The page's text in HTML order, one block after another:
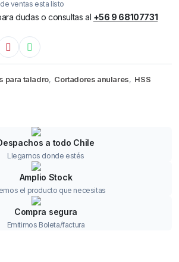
ventas esta listo
dudas o consultas al +56 9 68107731
para taladro, Cortadores anulares, HSS
a todo Chile
Llegamos donde estés
Amplio Stock
el producto que necesitas
Compra segura
Emitimos Boleta/factura